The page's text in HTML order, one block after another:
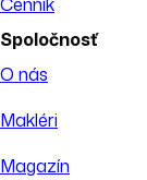
Cenník
Spoločnosť
O nás
Makléri
Magazín